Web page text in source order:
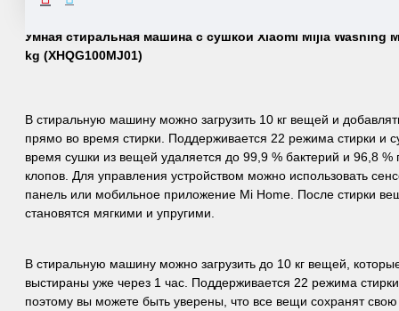
Умная стиральная машина с сушкой Xiaomi Mijia Washing
kg (XHQG100MJ01)
В стиральную машину можно загрузить 10 кг вещей и
прямо во время стирки. Поддерживается 22 режима стирки и
время сушки из вещей удаляется до 99,9 % бактерий и 96,8 %
клопов. Для управления устройством можно использовать
панель или мобильное приложение Mi Home. После стирки
становятся мягкими и упругими.
В стиральную машину можно загрузить до 10 кг вещей,
выстираны уже через 1 час. Поддерживается 22 режима
поэтому вы можете быть уверены, что все вещи сохранят